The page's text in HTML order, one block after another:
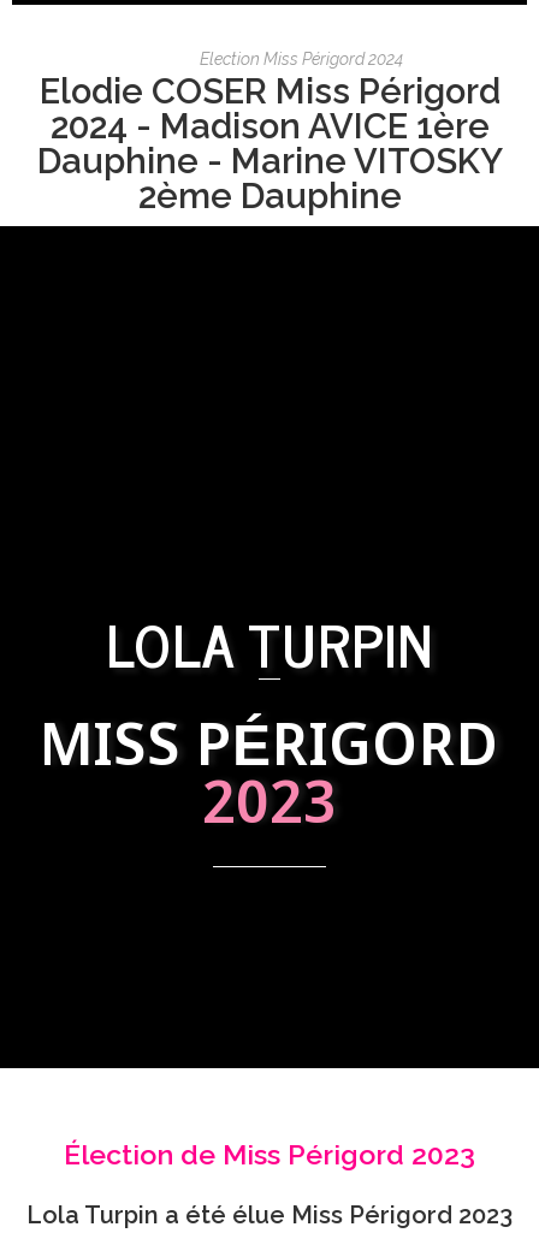
Election Miss Périgord 2024
Elodie COSER Miss Périgord
2024 - Madison AVICE 1ère
Dauphine - Marine VITOSKY
2ème Dauphine
LOLA TURPIN
MISS PÉRIGORD
2023
Élection de Miss Périgord 2023
Lola Turpin a été élue Miss Périgord 2023